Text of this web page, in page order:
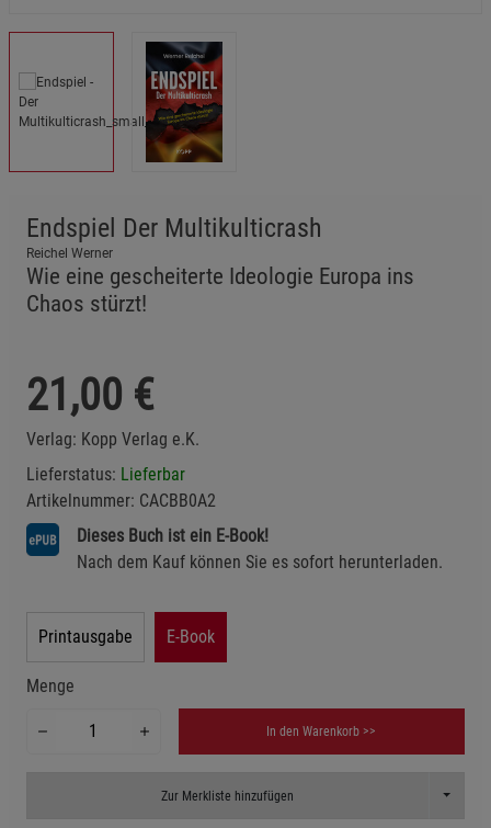
Endspiel Der Multikulticrash
Reichel Werner
Wie eine gescheiterte Ideologie Europa ins
Chaos stürzt!
21,00 €
Verlag: Kopp Verlag e.K.
Lieferstatus: Lieferbar
Artikelnummer: CACBB0A2
Dieses Buch ist ein E-Book!
Nach dem Kauf können Sie es sofort herunterladen.
Printausgabe E-Book
Menge
In den Warenkorb >>
Zur Merkliste hinzufügen Toggle